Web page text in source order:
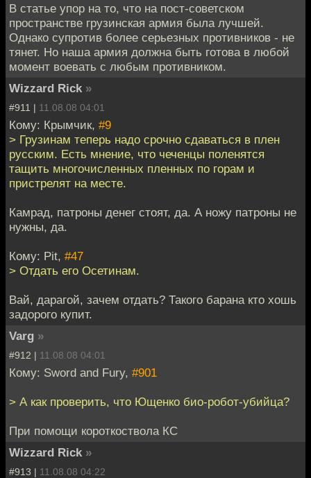
В статье упор на то, что на пост-советском
пространстве грузинская армия была лучшей.
Однако супротив более серьезных противников - не
тянет. Но наша армия должна быть готова в любой
момент воевать с любым противником.
Wizzard Rick »
#911 | 11.08.08 04:01
Кому: Крымчик, #9
> Грузинам теперь надо срочно сдаваться в плен
русским. Есть мнение, что чеченцы поленятся
тащить многочисленных пленных по горам и
пристрелят на месте.
Камрад, патроны денег стоят, да. А ножу патроны не
нужны, да.
Кому: Pit, #47
> Отдать его Осетинам.
Вай, дарагой, зачем отдать? Такого барана кто хошь
задорого купит.
Varg »
#912 | 11.08.08 04:01
Кому: Sword and Fury, #901
> А как проверить, что Ющенко био-робот-убийца?
При помощи короткоствола КС
Wizzard Rick »
#913 | 11.08.08 04:22